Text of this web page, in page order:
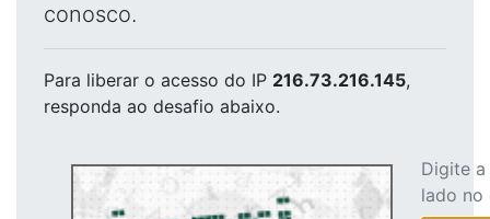
conosco.
Para liberar o acesso do IP 216.73.216.145,
responda ao desafio abaixo.
Digite
lado no